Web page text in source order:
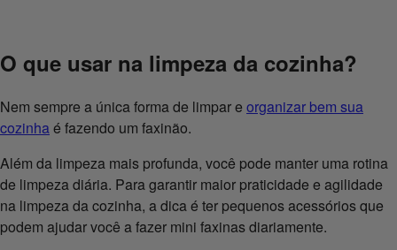
O que usar na limpeza da cozinha?
Nem sempre a única forma de limpar e organizar bem sua
cozinhaé fazendo um faxinão.
Além da limpeza mais profunda, você pode manter uma rotina
de limpeza diária. Para garantir maior praticidade e agilidade
na limpeza da cozinha, a dica é ter pequenos acessórios que
podem ajudar você a fazer mini faxinas diariamente.